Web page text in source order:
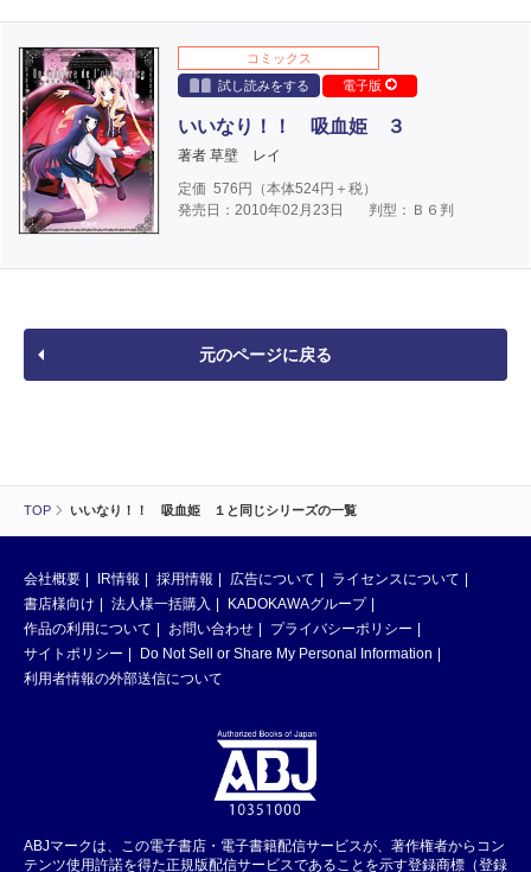
TOP いいなり！！ 吸血姫 １と同じシリーズの一覧
コミックス
試し読みをする
電子版
いいなり！！ 吸血姫 ３
著者 草壁 レイ
定価 576 円（本体524円＋税）
発売日：2010年02月23日
判型：Ｂ６判
元のページに戻る
会社概要 IR情報 採用情報 広告について
ライセンスについて
書店様向け
法人様一括購入
KADOKAWAグループ
作品の利用について
お問い合わせ
プライバシーポリシー
サイトポリシー
Do Not Sell or Share My Personal Information
利用者情報の外部送信について
ABJマークは、この電子書店・電子書籍配信サービスが、著作権者からコン
テンツ使用許諾を得た正規版配信サービスであることを示す登録商標（登録